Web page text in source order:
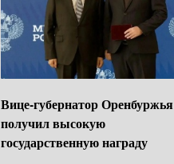
Вице-губернатор Оренбуржья
получил высокую
государственную награду